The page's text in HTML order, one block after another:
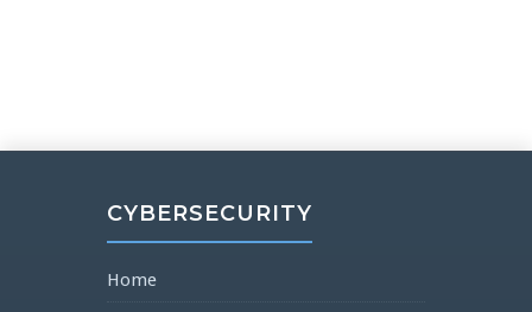
CYBERSECURITY
Home